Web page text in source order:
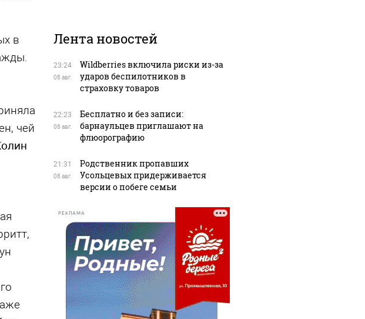
в
чей
Лента новостей
23:24
08 авг.
Wildberries включила риски из-за
ударов беспилотников в
страховку товаров
22:23
08 авг.
Бесплатно и без записи:
барнаульцев приглашают на
флюорографию
21:31
08 авг.
Родственник пропавших
Усольцевых придерживается
версии о побеге семьи
РЕКЛАМА